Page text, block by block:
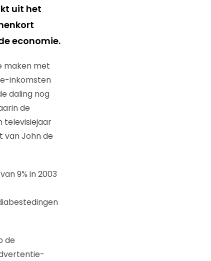
uit het
economie.
maken met
inkomsten
daling nog
de
televisiejaar
van John de
9% in 2003
de